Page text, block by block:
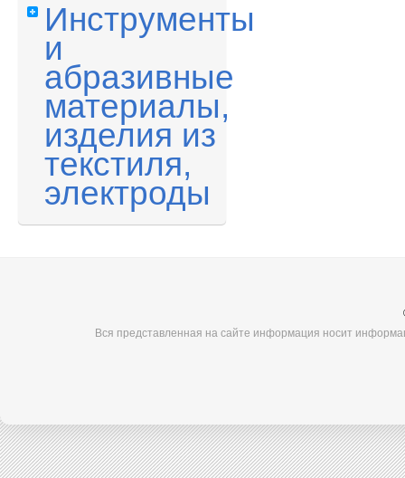
Инструменты
и
абразивные
материалы,
изделия из
текстиля,
электроды
Вся представленная на сайте информация носит